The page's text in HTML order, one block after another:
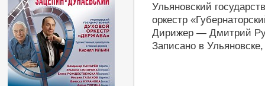
Ульяновский
оркестр
Дирижер — Дмитрий
Записано в Ульяновске,